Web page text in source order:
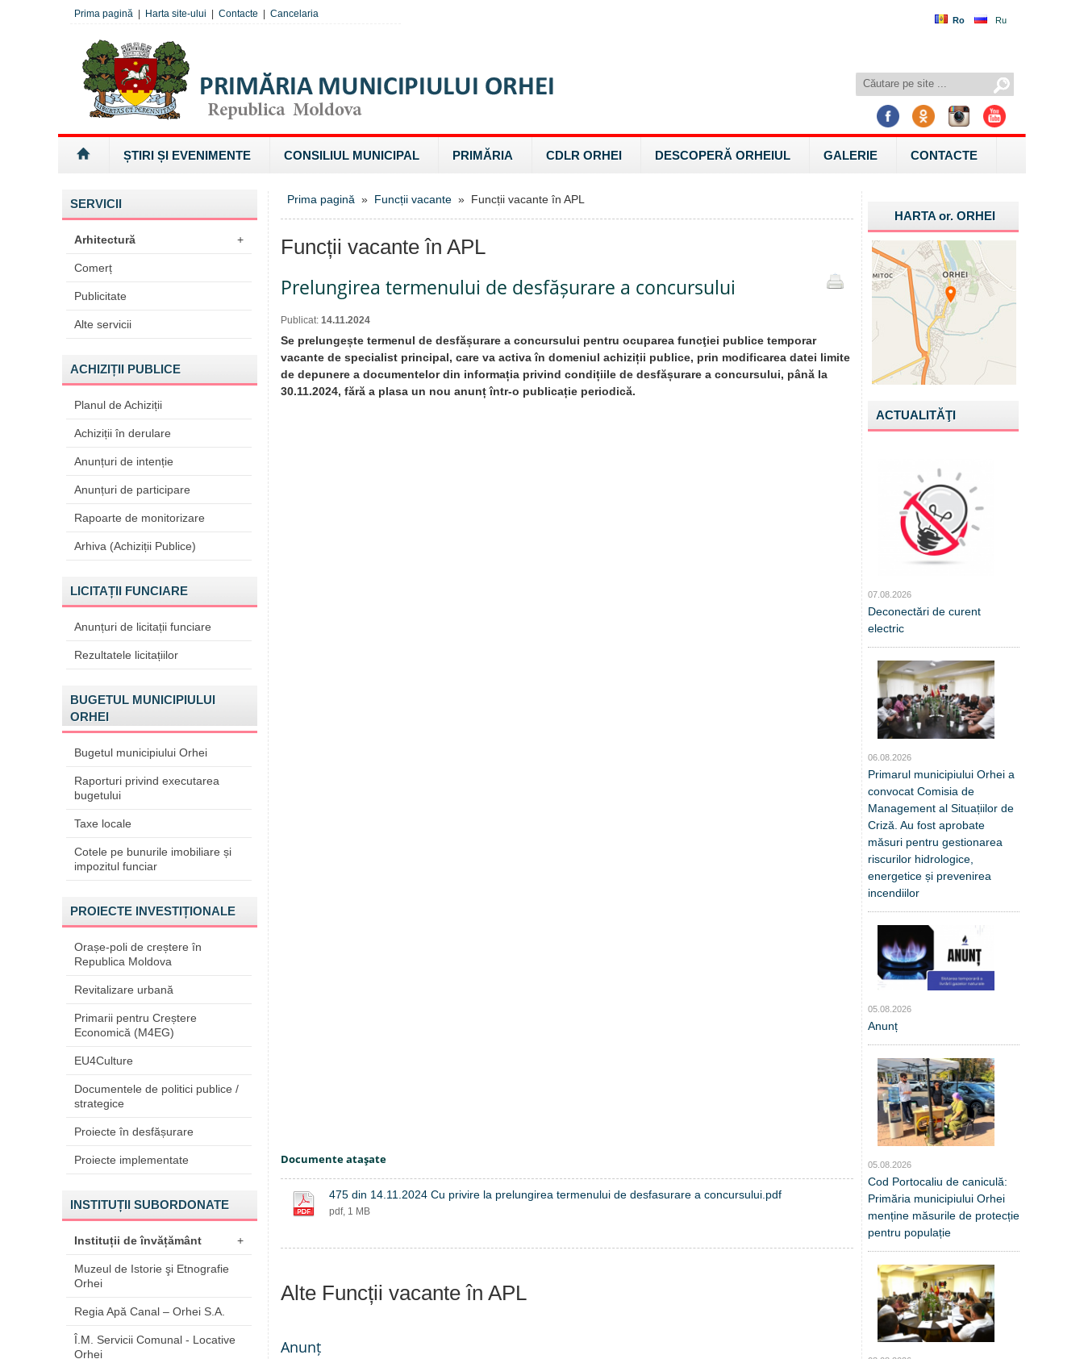
Ro Ru
Prima pagină Harta site-ului Contacte Cancelaria
ȘTIRI ȘI EVENIMENTE CONSILIUL MUNICIPAL PRIMĂRIA CDLR ORHEI DESCOPERĂ ORHEIUL GALERIE CONTACTE
SERVICII
Arhitectură +
Comerț
Publicitate
Alte servicii
ACHIZIȚII PUBLICE
Planul de Achiziții
Achiziții în derulare
Anunțuri de intenție
Anunțuri de participare
Rapoarte de monitorizare
Arhiva (Achiziții Publice)
LICITAȚII FUNCIARE
Anunțuri de licitații funciare
Rezultatele licitațiilor
BUGETUL MUNICIPIULUI
ORHEI
Bugetul municipiului Orhei
Raporturi privind executarea
bugetului
Taxe locale
Cotele pe bunurile imobiliare și
impozitul funciar
PROIECTE INVESTIȚIONALE
Orașe-poli de creștere în
Republica Moldova
Revitalizare urbană
Primarii pentru Creștere
Economică (M4EG)
EU4Culture
Documentele de politici publice /
strategice
Proiecte în desfășurare
Proiecte implementate
INSTITUȚII SUBORDONATE
Instituții de învățământ +
Muzeul de Istorie şi Etnografie
Orhei
Regia Apă Canal – Orhei S.A.
Î.M. Servicii Comunal - Locative
Orhei
Prima pagină » Funcții vacante » Funcții vacante în APL
Funcții vacante în APL
Prelungirea termenului de desfășurare a concursului
Publicat: 14.11.2024
Se prelungește termenul de desfășurare a concursului pentru ocuparea funcţiei publice temporar
vacante de specialist principal, care va activa în domeniul achiziții publice, prin modificarea datei limite
de depunere a documentelor din informația privind condițiile de desfășurare a concursului, până la
30.11.2024, fără a plasa un nou anunț într-o publicație periodică.
Documente ataşate
475 din 14.11.2024 Cu privire la prelungirea termenului de desfasurare a concursului.pdf
pdf, 1 MB
Alte Funcții vacante în APL
Anunț
HARTA or.ORHEI
ACTUALITĂŢI
07.08.2026
Deconectări de curent
electric
06.08.2026
Primarul municipiului Orhei a
convocat Comisia de
Management al Situațiilor de
Criză. Au fost aprobate
măsuri pentru gestionarea
riscurilor hidrologice,
energetice și prevenirea
incendiilor
05.08.2026
Anunț
05.08.2026
Cod Portocaliu de caniculă:
Primăria municipiului Orhei
menține măsurile de protecție
pentru populație